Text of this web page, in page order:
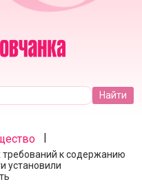
|
к содержанию
установили